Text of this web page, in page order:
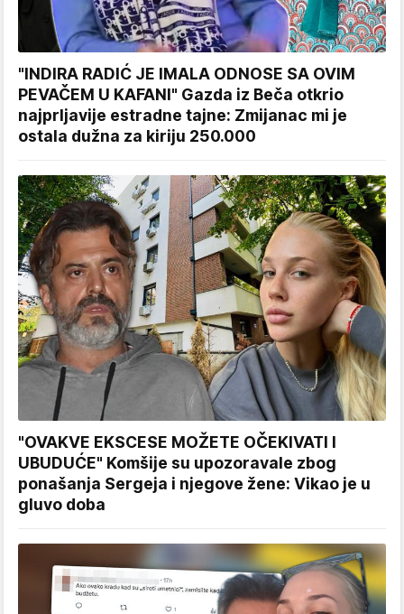
"INDIRA RADIĆ JE IMALA ODNOSE SA OVIM
PEVAČEM U KAFANI" Gazda iz Beča otkrio
najprljavije estradne tajne: Zmijanac mi je
ostala dužna za kiriju 250.000
"OVAKVE EKSCESE MOŽETE OČEKIVATI I
UBUDUĆE" Komšije su upozoravale zbog
ponašanja Sergeja i njegove žene: Vikao je u
gluvo doba